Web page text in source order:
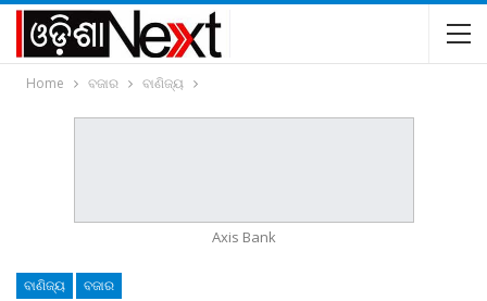
Home ବଜାର ବାଣିଜ୍ୟ
Axis Bank
ବାଣିଜ୍ୟ ବଜାର